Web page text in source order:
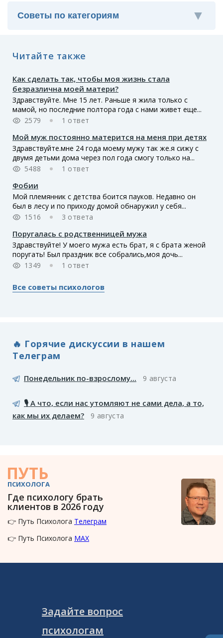
Читайте также
Как сделать так, чтобы моя жизнь стала
безразлична моей матери?
Здравствуйте. Мне 15 лет. Раньше я жила только с
мамой, но последние полтора года с нами живет еще...
2579
1 ответ
Мой муж постоянно матерится на меня при детях
Здравствуйте.мне 24 года моему мужу так же.я сижу с
двумя детьми дома через пол года смогу только на...
5488
1 ответ
Фобии
Мой племянник с детства боится пауков. Недавно он
был в лесу и по приходу домой обнаружил у себя...
1516
3 ответа
Поругалась с родственницей мужа
Здравствуйте! У моего мужа есть брат, я с брата женой
поругать! Был праздник все собрались,моя дочь...
1349
1 ответ
Все советы психологов
🔥 Горячие дискуссии в нашем
Телеграм
Понедельник по-взрослому... 9 августа
🎙️ А что, если нас утомляют не сами дела, а то,
как мы их делаем?
9 августа
ПУТЬ
ПСИХОЛОГА
Где психологу брать
клиентов в 2026 году
👉 Путь Психолога Телеграм
👉 Путь Психолога MAX
Задайте вопрос
психологам